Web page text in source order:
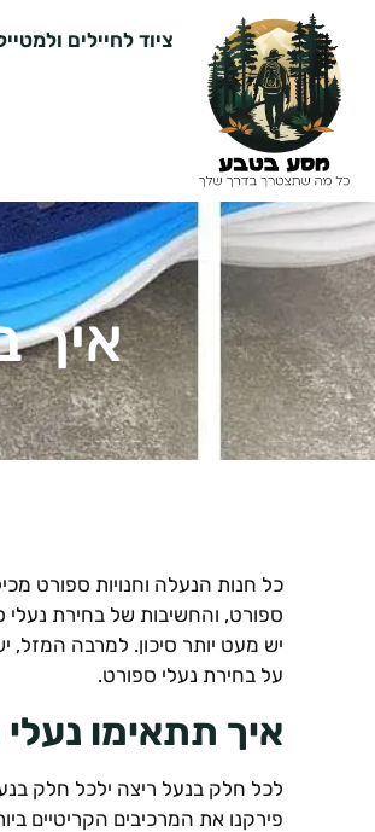
ציוד לחיילים
איך
כל חנות הנעלה וחנויות ספורט
ספורט, והחשיבות של בחירת נעלי
יש מעט יותר סיכון. למרבה המזל,
על בחירת נעלי ספורט.
איך תתאימו
לכל חלק בנעל ריצה ילכל חלק
פירקנו את המרכיבים הקריטיים